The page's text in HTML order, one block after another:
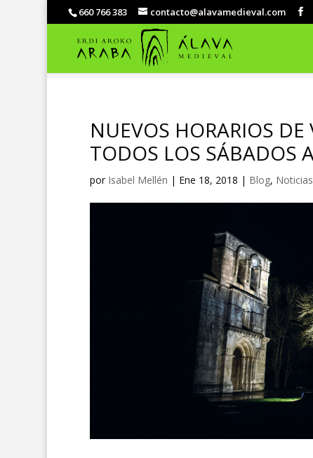
660 766 383 contacto@alavamedieval.com
NUEVOS HORARIOS
TODOS LOS SÁBADOS
por Isabel Mellén | Ene 18, 2018 | Blog, Noticias